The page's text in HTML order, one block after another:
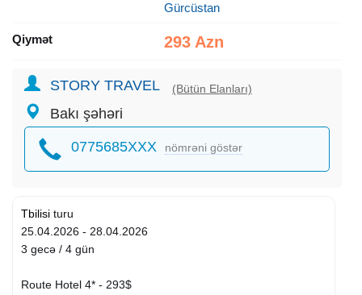
Gürcüstan
Qiymət 293 Azn
STORY TRAVEL (Bütün Elanları)
Bakı şəhəri
0775685XXX nömrəni göstər
Tbilisi turu
25.04.2026 - 28.04.2026
3 gecə / 4 gün
Route Hotel 4* - 293$